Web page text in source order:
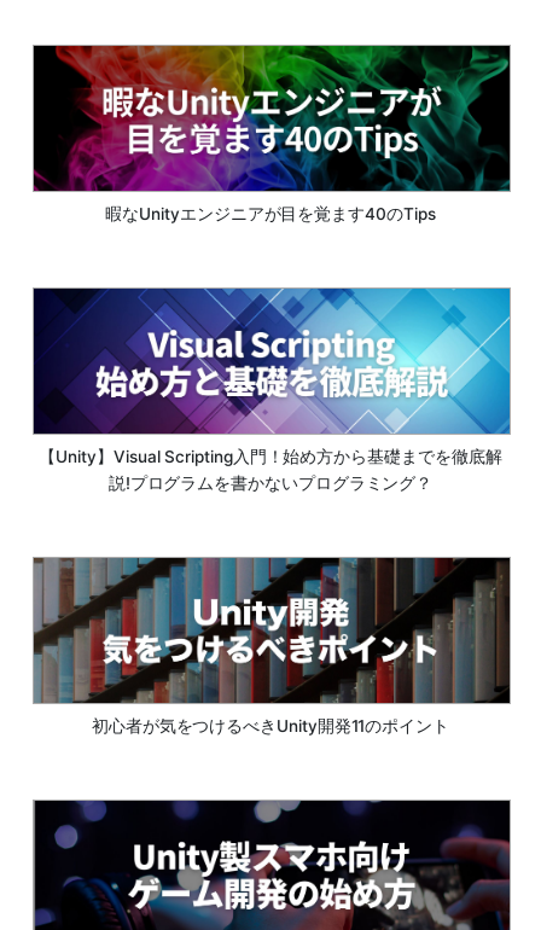
暇なUnityエンジニアが目を覚ます40のTips
【Unity】Visual Scripting入門！始め方から基礎までを徹底解
説!プログラムを書かないプログラミング？
初心者が気をつけるべきUnity開発11のポイント